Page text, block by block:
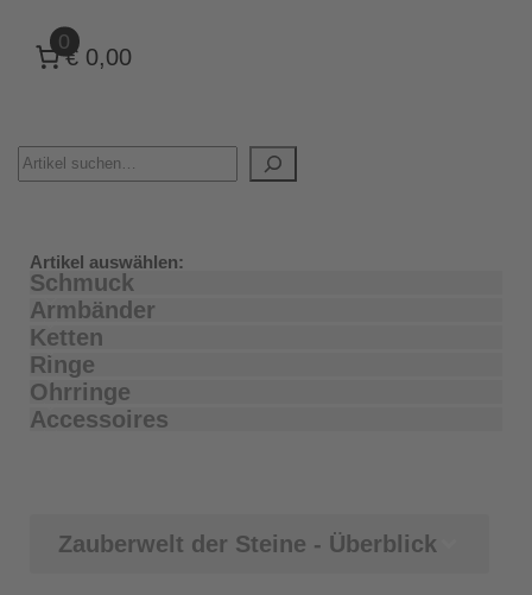
0
€ 0,00
Artikel auswählen:
Schmuck
Armbänder
Ketten
Ringe
Ohrringe
Accessoires
Zauberwelt der Steine - Überblick